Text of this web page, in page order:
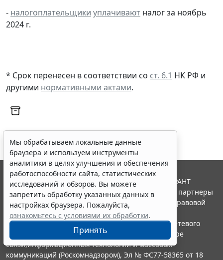
- налогоплательщики уплачивают налог за ноябрь
2024 г.
* Срок перенесен в соответствии со ст. 6.1 НК РФ и
другими нормативными актами.
Мы обрабатываем локальные данные
браузера и используем инструменты
аналитики в целях улучшения и обеспечения
работоспособности сайта, статистических
исследований и обзоров. Вы можете
запретить обработку указанных данных в
настройках браузера. Пожалуйста,
ознакомьтесь с условиями их обработки.
Принять
© ООО "НПП "ГАРАНТ-СЕРВИС", 2026. Система ГАРАНТ
выпускается с 1990 года. Компания "Гарант" и ее партнеры
являются участниками Российской ассоциации правовой
информации ГАРАНТ.
Портал ГАРАНТ.РУ зарегистрирован в качестве сетевого
издания Федеральной службой по надзору в сфере
связи,информационных технологий и массовых
коммуникаций (Роскомнадзором), Эл № ФС77-58365 от 18